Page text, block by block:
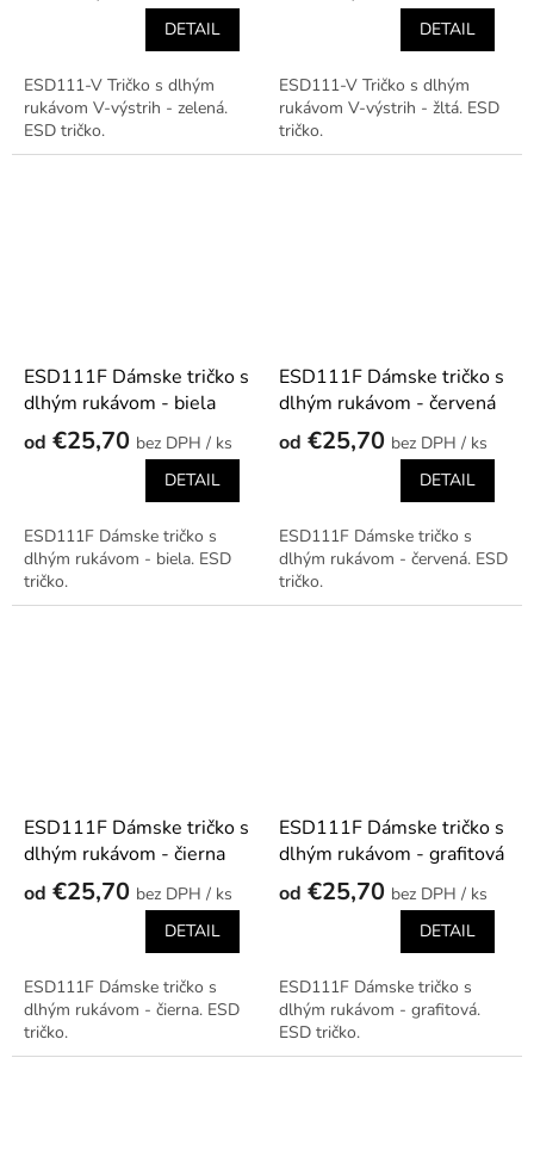
DETAIL
ESD111-V Tričko s dlhým
rukávom V-výstrih - zelená.
ESD tričko.
DETAIL
ESD111-V Tričko s dlhým
rukávom V-výstrih - žltá. ESD
tričko.
ESD111F Dámske tričko s
dlhým rukávom - biela
od €25,70
/ ks
DETAIL
ESD111F Dámske tričko s
dlhým rukávom - biela. ESD
tričko.
ESD111F Dámske tričko s
dlhým rukávom - červená
od €25,70
/ ks
DETAIL
ESD111F Dámske tričko s
dlhým rukávom - červená. ESD
tričko.
ESD111F Dámske tričko s
dlhým rukávom - čierna
od €25,70
/ ks
DETAIL
ESD111F Dámske tričko s
dlhým rukávom - čierna. ESD
tričko.
ESD111F Dámske tričko s
dlhým rukávom - grafitová
od €25,70
/ ks
DETAIL
ESD111F Dámske tričko s
dlhým rukávom - grafitová.
ESD tričko.